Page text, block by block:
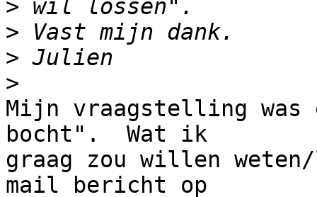
>
>
>
>
Mijn vraagstelling was
bocht".  Wat ik
graag zou willen